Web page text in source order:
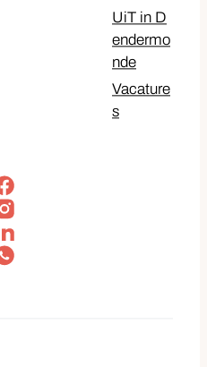
UiT in D
endermo
nde
Vacature
s